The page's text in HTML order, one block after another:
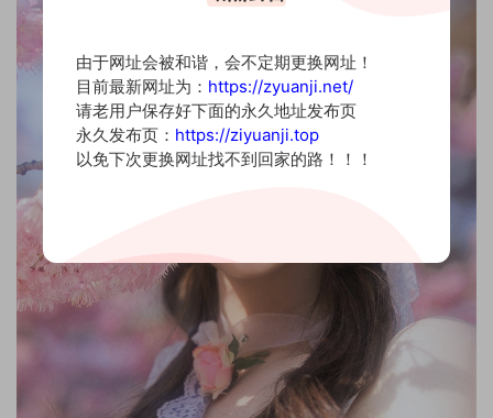
由于网址会被和谐，会不定期更换网址！
目前最新网址为： https://zyuanji.net/
请老用户保存好下面的永久地址发布页
永久发布页： https://ziyuanji.top
以免下次更换网址找不到回家的路！！！